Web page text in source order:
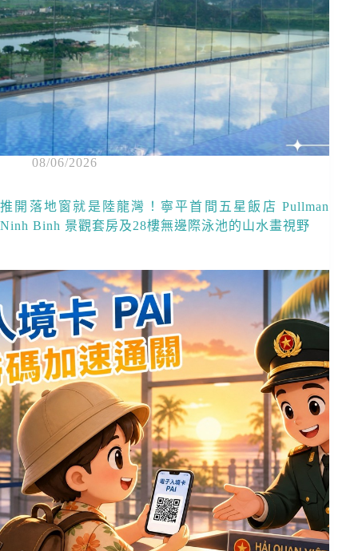
08/06/2026
推開落地窗就是陸龍灣！寧平首間五星飯店 Pullman
Ninh Binh 景觀套房及28樓無邊際泳池的山水畫視野